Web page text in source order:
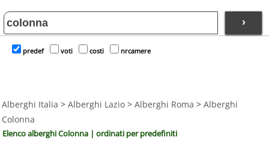
›
predef voti costi nrcamere
Alberghi Italia > Alberghi Lazio > Alberghi Roma > Alberghi
Colonna
Elenco alberghi Colonna | ordinati per predefiniti